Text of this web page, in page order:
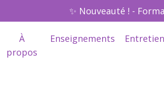
✨ Nouveauté ! -
À
propos
Enseignements